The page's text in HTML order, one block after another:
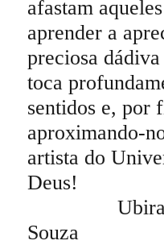
afastam
aprender a
preciosa
toca
sentidos e, por
aproximando-
artista do
Deus!
Ubiratan
Souza